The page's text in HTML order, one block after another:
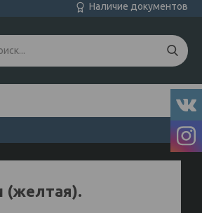
Наличие документов
(желтая).